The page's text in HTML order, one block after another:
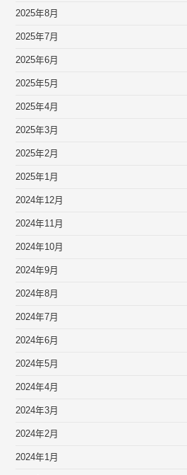
2025年8月
2025年7月
2025年6月
2025年5月
2025年4月
2025年3月
2025年2月
2025年1月
2024年12月
2024年11月
2024年10月
2024年9月
2024年8月
2024年7月
2024年6月
2024年5月
2024年4月
2024年3月
2024年2月
2024年1月